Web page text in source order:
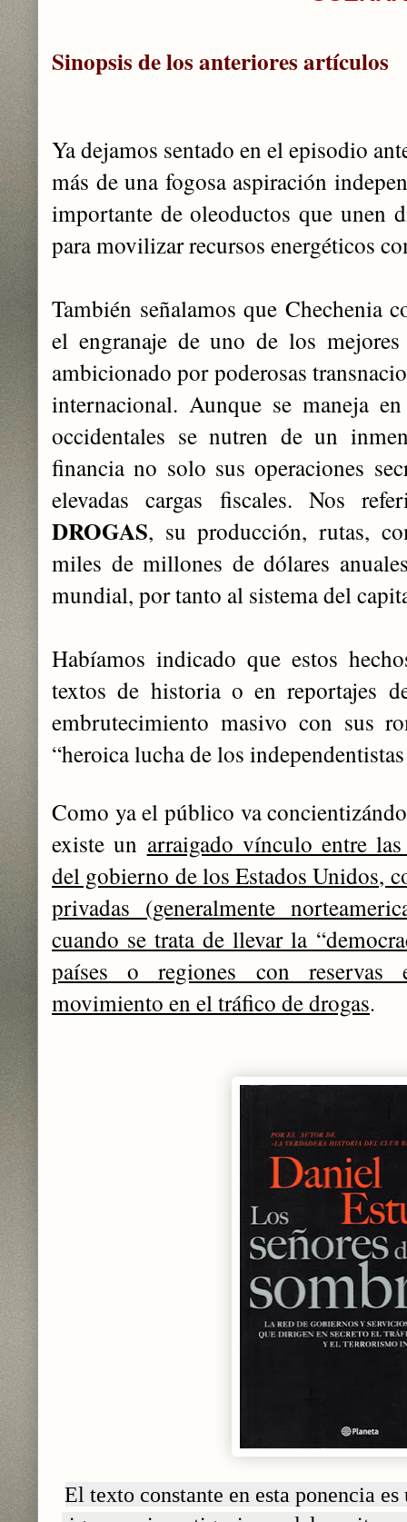
Sinopsis de los anteriores artículos
Ya dejamos sentado en el episodio
más de una fogosa aspiración
importante de oleoductos que unen
para movilizar recursos energéticos
También señalamos que Chechenia
el engranaje de uno de los
ambicionado por poderosas
internacional. Aunque se maneja
occidentales se nutren de un
financia no solo sus operaciones
elevadas cargas fiscales. Nos
DROGAS, su producción, rutas,
miles de millones de dólares
mundial, por tanto al sistema del
Habíamos indicado que estos
textos de historia o en reportajes
embrutecimiento masivo con sus
“heroica lucha de los
Como ya el público va
existeun arraigado vínculo entre
del gobierno de los Estados Unidos,
privadas (generalmente
cuando se trata de llevar la
países o regiones con reservas
movimiento en el tráfico de drogas.
El texto constante en esta ponencia